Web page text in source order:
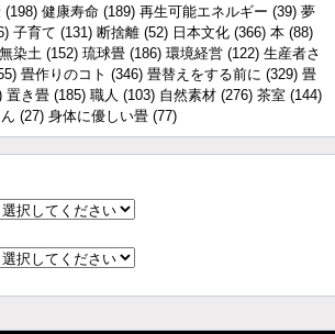
(198) 健康寿命 (189) 再生可能エネルギー (39) 夢
子育て (131) 断捨離 (52) 日本文化 (366) 本 (88)
無染土 (152) 琉球畳 (186) 環境経営 (122) 生産者さ
畳作りのコト (346) 畳替えをする前に (329) 畳
置き畳 (185) 職人 (103) 自然素材 (276) 茶室 (144)
(27) 身体に優しい畳 (77)